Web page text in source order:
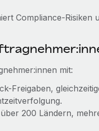
Compliance-
mit:
Freigaben,
200 Ländern,